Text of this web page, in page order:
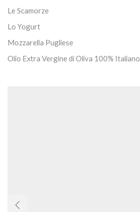
Le Scamorze
Lo Yogurt
Mozzarella Pugliese
Olio Extra Vergine di Oliva 100% Italiano